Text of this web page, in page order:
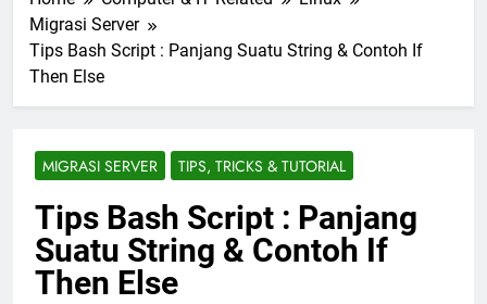
Migrasi Server
Tips Bash Script : Panjang Suatu String & Contoh If
Then Else
MIGRASI SERVER TIPS, TRICKS & TUTORIAL
Tips Bash Script : Panjang
Suatu String & Contoh If
Then Else